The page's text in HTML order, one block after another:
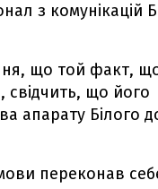
з комунікацій
що той факт,
свідчить, що його
апарату Білого
переконав